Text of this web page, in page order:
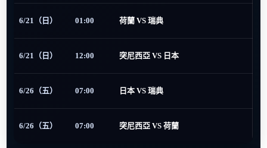
6/21（日） 01:00 荷蘭 VS 瑞典
6/21（日） 12:00 突尼西亞 VS 日本
6/26（五） 07:00 日本 VS 瑞典
6/26（五） 07:00 突尼西亞 VS 荷蘭